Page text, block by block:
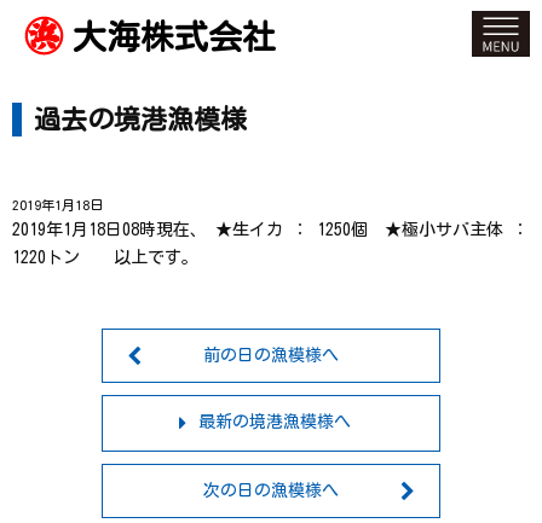
大海株式会社
過去の境港漁模様
2019年1月18日
2019年1月18日08時現在、 ★生イカ ： 1250個 ★極小サバ主体 ：
1220トン 以上です。
前の日の漁模様へ
最新の境港漁模様へ
次の日の漁模様へ